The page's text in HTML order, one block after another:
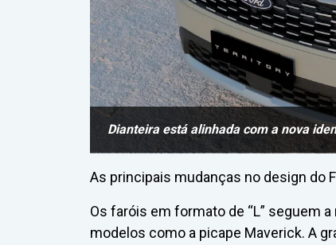
Dianteira está alinhada com a nova
As principais mudanças no design do
Os faróis em formato de “L” seguem
modelos como a picape Maverick. A